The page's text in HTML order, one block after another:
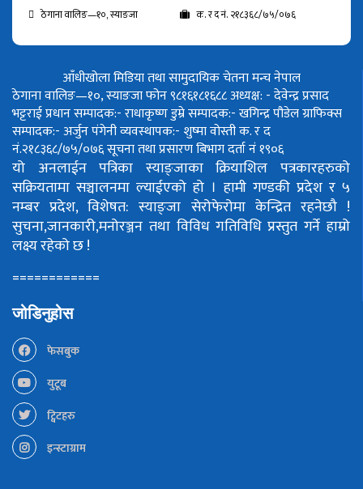
ठेगाना वालिङ—१०, स्याङजा
क. र द नं. २१८३६८/७५/०७६
आँधीखोला मिडिया तथा सामुदायिक चेतना मन्च नेपाल
ठेगाना वालिङ—१०, स्याङजा फोन ९८१६१८१६८८अध्यक्ष: - देवेन्द्र प्रसाद
भट्टराईप्रधान सम्पादक:- राधाकृष्ण डुम्रेसम्पादक:- खगिन्द्र पौडेलग्राफिक्स
सम्पादक:- अर्जुन पंगेनीव्यवस्थापक:- शुष्मा वोस्तीक. र द
नं.२१८३६८/७५/०७६सूचना तथा प्रसारण बिभाग दर्ता नं १९०६
यो अनलाईन पत्रिका स्याङ्जाका क्रियाशिल पत्रकारहरुको
सक्रियतामा सञ्चालनमा ल्याईएको हो । हामी गण्डकी प्रदेश र ५
नम्बर प्रदेश, विशेषत: स्याङ्जा सेरोफेरोमा केन्द्रित रहनेछौ !
सुचना,जानकारी,मनोरञ्जन तथा विविध गतिविधि प्रस्तुत गर्ने हाम्रो
लक्ष्य रहेको छ !
============
जोडिनुहोस
फेसबुक
युटूब
ट्विटहरु
इन्स्टाग्राम